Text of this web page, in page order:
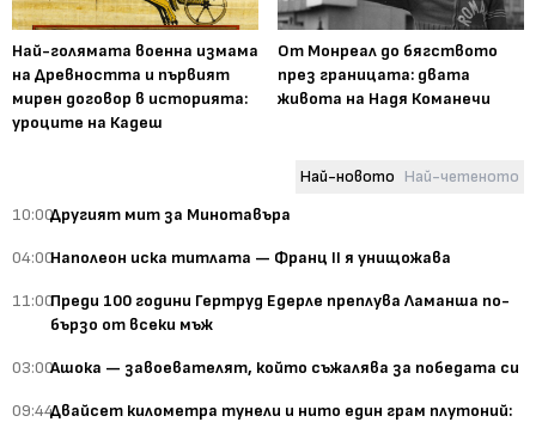
Най-голямата военна измама
на Древността и първият
мирен договор в историята:
уроците на Кадеш
От Монреал до бягството
през границата: двата
живота на Надя Команечи
Най-новото Най-четеното
10:00Другият мит за Минотавъра
04:00Наполеон иска титлата — Франц II я унищожава
11:00Преди 100 години Гертруд Едерле преплува Ламанша по-
бързо от всеки мъж
03:00Ашока — завоевателят, който съжалява за победата си
09:44Двайсет километра тунели и нито един грам плутоний: